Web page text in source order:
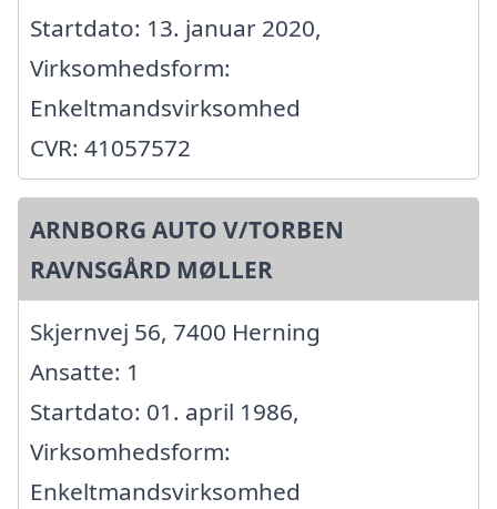
Startdato: 13. januar 2020,
Virksomhedsform:
Enkeltmandsvirksomhed
CVR: 41057572
ARNBORG AUTO V/TORBEN
RAVNSGÅRD MØLLER
Skjernvej 56, 7400 Herning
Ansatte: 1
Startdato: 01. april 1986,
Virksomhedsform:
Enkeltmandsvirksomhed